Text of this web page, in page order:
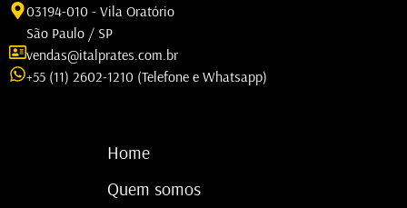
03194-010 - Vila Oratório
São Paulo / SP
vendas@italprates.com.br
+55 (11) 2602-1210 (Telefone e Whatsapp)
Home
Quem somos